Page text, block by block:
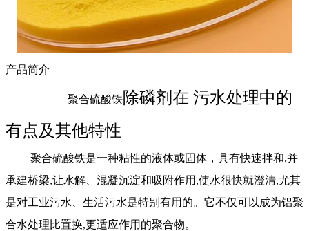
产品简介
聚合硫酸铁除磷剂在 污水处理中的
有点及其他特性
聚合硫酸铁是一种粘性的液体或固体，具有快速拌和,并
承建桥梁,让水解、混凝沉淀和吸附作用,使水很快就澄清,尤其
是对工业污水、生活污水是特别有用的。它不仅可以成为铝聚
合水处理比置换,更适应作用的聚合物。